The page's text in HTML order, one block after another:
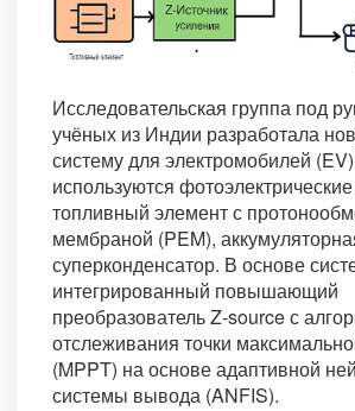
Исследовательская группа под
учёных из Индии разработала
систему для электромобилей
используются
топливный элемент с
мембраной (PEM),
суперконденсатор. В основе
интегрированный повышающий
преобразователь Z-source с
отслеживания точки
(MPPT) на основе адаптивной
системы вывода (ANFIS).